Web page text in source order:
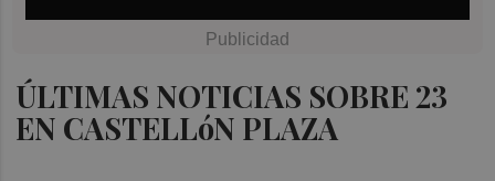
ÚLTIMAS NOTICIAS SOBRE 23
EN CASTELLóN PLAZA